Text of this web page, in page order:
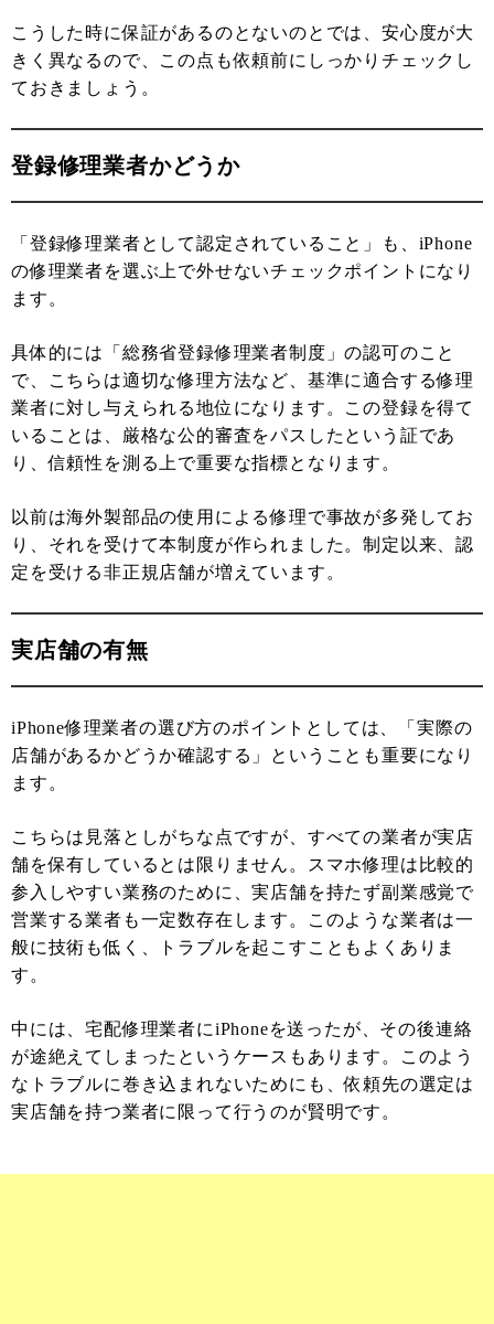
こうした時に保証があるのとないのとでは、安心度が大
きく異なるので、この点も依頼前にしっかりチェックし
ておきましょう。
登録修理業者かどうか
「登録修理業者として認定されていること」も、iPhone
の修理業者を選ぶ上で外せないチェックポイントになり
ます。
具体的には「総務省登録修理業者制度」の認可のこと
で、こちらは適切な修理方法など、基準に適合する修理
業者に対し与えられる地位になります。この登録を得て
いることは、厳格な公的審査をパスしたという証であ
り、信頼性を測る上で重要な指標となります。
以前は海外製部品の使用による修理で事故が多発してお
り、それを受けて本制度が作られました。制定以来、認
定を受ける非正規店舗が増えています。
実店舗の有無
iPhone修理業者の選び方のポイントとしては、「実際の
店舗があるかどうか確認する」ということも重要になり
ます。
こちらは見落としがちな点ですが、すべての業者が実店
舗を保有しているとは限りません。スマホ修理は比較的
参入しやすい業務のために、実店舗を持たず副業感覚で
営業する業者も一定数存在します。このような業者は一
般に技術も低く、トラブルを起こすこともよくありま
す。
中には、宅配修理業者にiPhoneを送ったが、その後連絡
が途絶えてしまったというケースもあります。このよう
なトラブルに巻き込まれないためにも、依頼先の選定は
実店舗を持つ業者に限って行うのが賢明です。